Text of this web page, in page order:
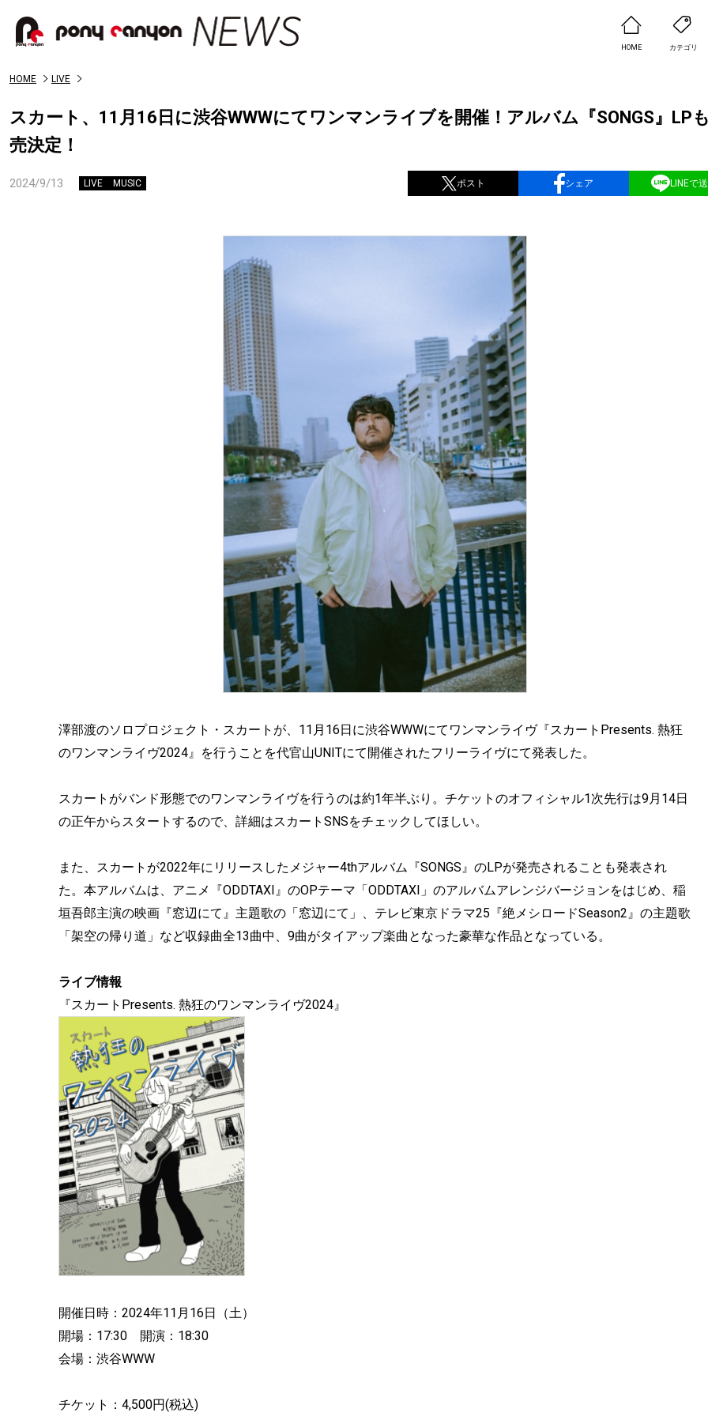
HOME カテゴリ
HOME LIVE
スカート、11月16日に渋谷WWWにてワンマンライブを開催！アルバム『SONGS』LP
売決定！
2024/9/13 LIVE MUSIC ポスト シェア LINEで
澤部渡のソロプロジェクト・スカートが、11月16日に渋谷WWWにてワンマンライヴ『スカートPresents. 熱狂
のワンマンライヴ2024』を行うことを代官山UNITにて開催されたフリーライヴにて発表した。
スカートがバンド形態でのワンマンライヴを行うのは約1年半ぶり。チケットのオフィシャル1次先行は9月14日
の正午からスタートするので、詳細はスカートSNSをチェックしてほしい。
また、スカートが2022年にリリースしたメジャー4thアルバム『SONGS』のLPが発売されることも発表され
た。本アルバムは、アニメ『ODDTAXI』のOPテーマ「ODDTAXI」のアルバムアレンジバージョンをはじめ、稲
垣吾郎主演の映画『窓辺にて』主題歌の「窓辺にて」、テレビ東京ドラマ25『絶メシロードSeason2』の主題歌
「架空の帰り道」など収録曲全13曲中、9曲がタイアップ楽曲となった豪華な作品となっている。
ライブ情報
『スカートPresents. 熱狂のワンマンライヴ2024』
開催日時：2024年11月16日（土）
開場：17:30 開演：18:30
会場：渋谷WWW
チケット：4,500円(税込)